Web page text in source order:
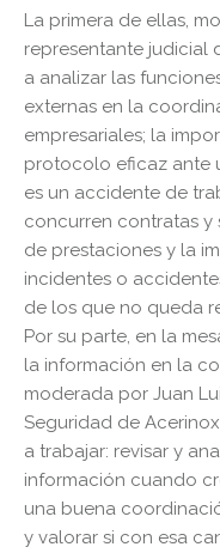
La primera de ellas,
representante judicial
a analizar las
externas en la
empresariales; la
protocolo eficaz ante
es un accidente de
concurren contratas
de prestaciones y la
incidentes o
de los que no queda
Por su parte, en la
la información en la
moderada por Juan
Seguridad de
a trabajar: revisar y
información cuando
una buena
y valorar si con esa